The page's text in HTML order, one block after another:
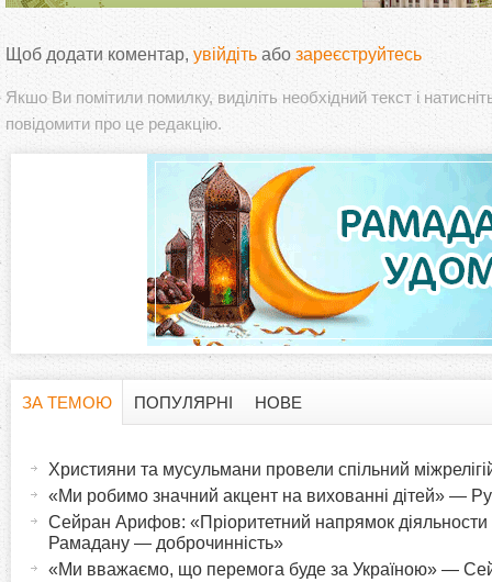
Щоб додати коментар, увійдіть або зареєструйтесь
Якшо Ви помітили помилку, виділіть необхідний текст і
повідомити про це редакцію.
ЗА ТЕМОЮ
ПОПУЛЯРНІ НОВЕ
Християни та мусульмани провели спільний
«Ми робимо значний акцент на вихованні дітей» —
Сейран Арифов: «Пріоритетний напрямок діяльности
Рамадану — доброчинність»
«Ми вважаємо, що перемога буде за Україною» —